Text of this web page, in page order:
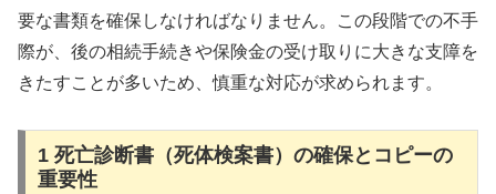
要な書類を確保しなければなりません。この段階での不手
際が、後の相続手続きや保険金の受け取りに大きな支障を
きたすことが多いため、慎重な対応が求められます。
1 死亡診断書（死体検案書）の確保とコピーの
重要性